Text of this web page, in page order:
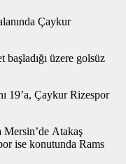
Çaykur
üzere golsüz
19’a, Çaykur Rizespor
Mersin’de Atakaş
ise konutunda Rams